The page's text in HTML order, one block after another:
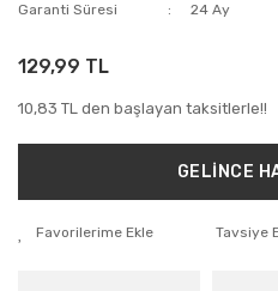
Garanti Süresi
24 Ay
129,99 TL
10,83 TL den başlayan taksitlerle!!
GELİNCE
Tavsiye